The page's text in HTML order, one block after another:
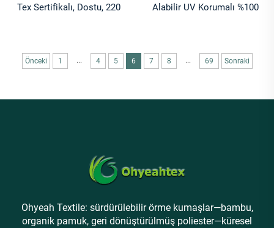
Tex Sertifikalı, Dostu, 220
Kumaş
Alabilir UV Korumalı %100
Önceki 1 ... 4 5 6 7 8 ... 69 Sonraki
Ohyeah Textile: sürdürülebilir örme kumaşlar—bambu,
organik pamuk, geri dönüştürülmüş poliester—küresel